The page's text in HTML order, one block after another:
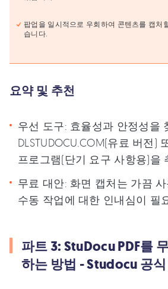
팝업을 일시적으로 우회하여 콘텐츠를 캡처
습니다.
요약 및 추천
우선 도구: 효율성과 안정성을
DLSTUDOCU.COM(유료 버전)
프로그램(단기 요구 사항용)을
무료 대안: 화면 캡처는 가끔
수동 작업에 대한 인내심이 필
파트 3: StuDocu PDF를
하는 방법 - Studocu 공